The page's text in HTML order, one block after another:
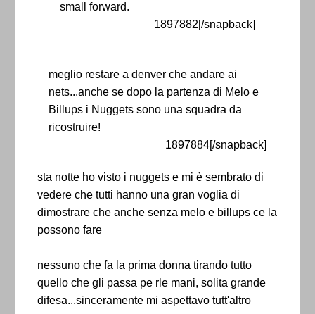
small forward.
1897882[/snapback]
meglio restare a denver che andare ai
nets...anche se dopo la partenza di Melo e
Billups i Nuggets sono una squadra da
ricostruire!
1897884[/snapback]
sta notte ho visto i nuggets e mi è sembrato di
vedere che tutti hanno una gran voglia di
dimostrare che anche senza melo e billups ce la
possono fare
nessuno che fa la prima donna tirando tutto
quello che gli passa pe rle mani, solita grande
difesa...sinceramente mi aspettavo tutt'altro